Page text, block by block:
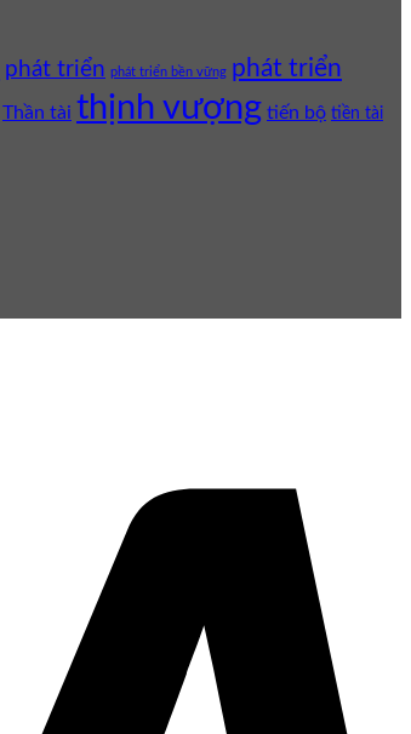
phát triển phát triển bền vững phát triển
Thần tài thịnh vượng tiến bộ tiền tài